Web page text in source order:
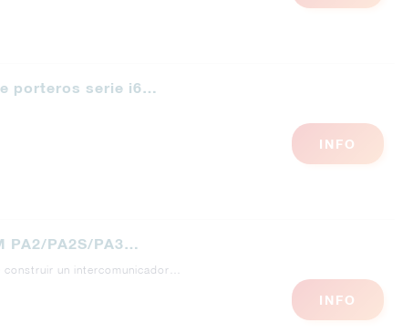
porteros serie i6…
INFO
PA2/PA2S/PA3…
construir un intercomunicador…
INFO